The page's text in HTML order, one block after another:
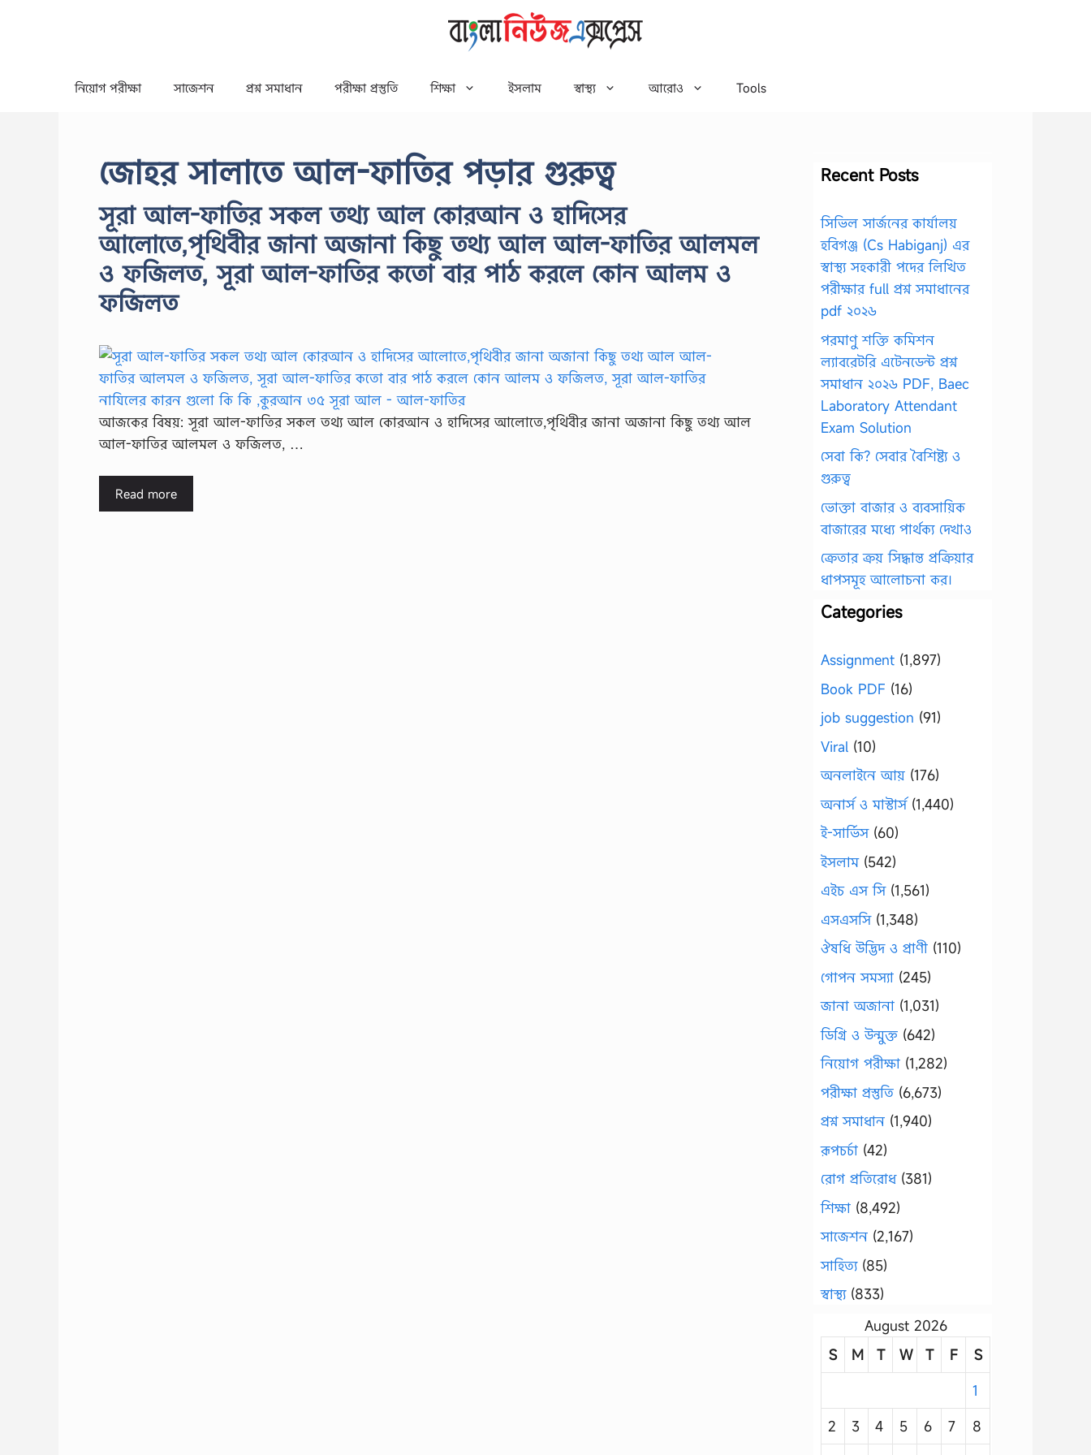
নিয়োগ পরীক্ষা সাজেশন প্রশ্ন সমাধান পরীক্ষা প্রস্তুতি শিক্ষা ইসলাম স্বাস্থ্য আরোও Tools
জোহর সালাতে আল-ফাতির পড়ার গুরুত্ব
সূরা আল-ফাতির সকল তথ্য আল কোরআন ও হাদিসের
আলোতে,পৃথিবীর জানা অজানা কিছু তথ্য আল আল-ফাতির আলমল
ও ফজিলত, সূরা আল-ফাতির কতো বার পাঠ করলে কোন আলম ও
ফজিলত
আজকের বিষয়: সূরা আল-ফাতির সকল তথ্য আল কোরআন ও হাদিসের আলোতে,পৃথিবীর জানা অজানা কিছু তথ্য আল
আল-ফাতির আলমল ও ফজিলত, …
Read more
Recent Posts
সিভিল সার্জনের কার্যালয়
হবিগঞ্জ (Cs Habiganj) এর
স্বাস্থ্য সহকারী পদের লিখিত
পরীক্ষার full প্রশ্ন সমাধানের
pdf ২০২৬
পরমাণু শক্তি কমিশন
ল্যাবরেটরি এটেনডেন্ট প্রশ্ন
সমাধান ২০২৬ PDF, Baec
Laboratory Attendant
Exam Solution
সেবা কি? সেবার বৈশিষ্ট্য ও
গুরুত্ব
ভোক্তা বাজার ও ব্যবসায়িক
বাজারের মধ্যে পার্থক্য দেখাও
ক্রেতার ক্রয় সিদ্ধান্ত প্রক্রিয়ার
ধাপসমূহ আলোচনা কর।
Categories
Assignment (1,897)
Book PDF (16)
job suggestion (91)
Viral (10)
অনলাইনে আয় (176)
অনার্স ও মাস্টার্স(1,440)
ই-সার্ভিস(60)
ইসলাম(542)
এইচ এস সি(1,561)
এসএসসি(1,348)
ঔষধি উদ্ভিদ ও প্রাণী (110)
গোপন সমস্যা (245)
জানা অজানা (1,031)
ডিগ্রি ও উন্মুক্ত (642)
নিয়োগ পরীক্ষা (1,282)
পরীক্ষা প্রস্তুতি (6,673)
প্রশ্ন সমাধান (1,940)
রূপচর্চা (42)
রোগ প্রতিরোধ(381)
শিক্ষা (8,492)
সাজেশন (2,167)
সাহিত্য(85)
স্বাস্থ্য(833)
August 2026
S
M T W T F
S
1
2
3 4 5 6 7
8